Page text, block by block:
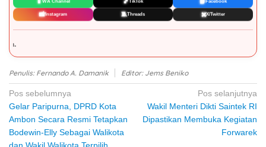
📱WA Channel 🎵TikTok 📘Facebook
📸Instagram 🧵Threads ✖️X/Twitter
Penulis: Fernando A. Damanik Editor: Jems Beniko
Navigasi
pos
Pos sebelumnya
Gelar Paripurna, DPRD Kota
Ambon Secara Resmi Tetapkan
Bodewin-Elly Sebagai Walikota
dan Wakil Walikota Terpilih
Pos selanjutnya
Wakil Menteri Dikti Saintek RI
Dipastikan Membuka Kegiatan
Forwarek